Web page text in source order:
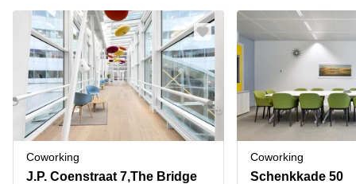
Flexplekken
Coworking
Spaces
Vergaderruimten
Virtueel
Kantoor
Bedrijfsruimte
Oost
Amsterdam
Westpoort
Bergen
op
Zoom
Amersfoort
Breda
Kantoor
huren
Bergen
Zoom
Kantoor
huren
Tiel
Kantoor
huren
Voeg je kantoorruimte toe
Huurprijs
Log in
Coworking
J.P. Coenstraat 7,The Bridge
Coworking
Schenkkade 50